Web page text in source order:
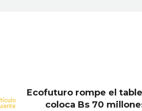
Ecofuturo rompe el
coloca Bs 70